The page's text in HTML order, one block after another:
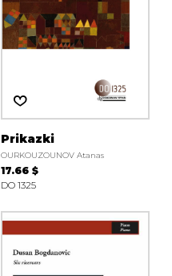
Prikazki
OURKOUZOUNOV Atanas
17.66 $
DO 1325